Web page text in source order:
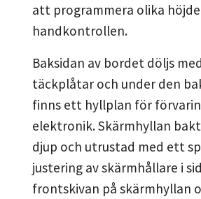
att programmera olika
handkontrollen.
Baksidan av bordet döljs
täckplåtar och under den
finns ett hyllplan för
elektronik. Skärmhyllan
djup och utrustad med ett
justering av skärmhållare i
frontskivan på skärmhyllan